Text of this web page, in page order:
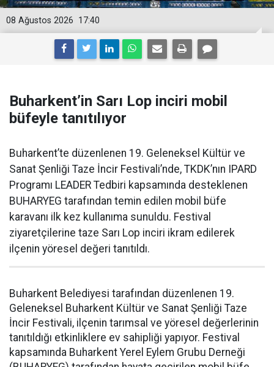
17:40
08 Ağustos 2026
Buharkent’in Sarı Lop inciri mobil
büfeyle tanıtılıyor
Buharkent’te düzenlenen 19. Geleneksel Kültür ve
Sanat Şenliği Taze İncir Festivali’nde, TKDK’nın IPARD
Programı LEADER Tedbiri kapsamında desteklenen
BUHARYEG tarafından temin edilen mobil büfe
karavanı ilk kez kullanıma sunuldu. Festival
ziyaretçilerine taze Sarı Lop inciri ikram edilerek
ilçenin yöresel değeri tanıtıldı.
Buharkent Belediyesi tarafından düzenlenen 19.
Geleneksel Buharkent Kültür ve Sanat Şenliği Taze
İncir Festivali, ilçenin tarımsal ve yöresel değerlerinin
tanıtıldığı etkinliklere ev sahipliği yapıyor. Festival
kapsamında Buharkent Yerel Eylem Grubu Derneği